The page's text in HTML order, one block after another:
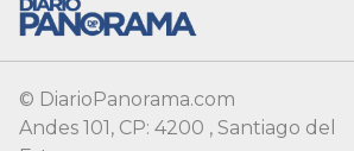
© DiarioPanorama.com
Andes 101, CP: 4200 , Santiago del